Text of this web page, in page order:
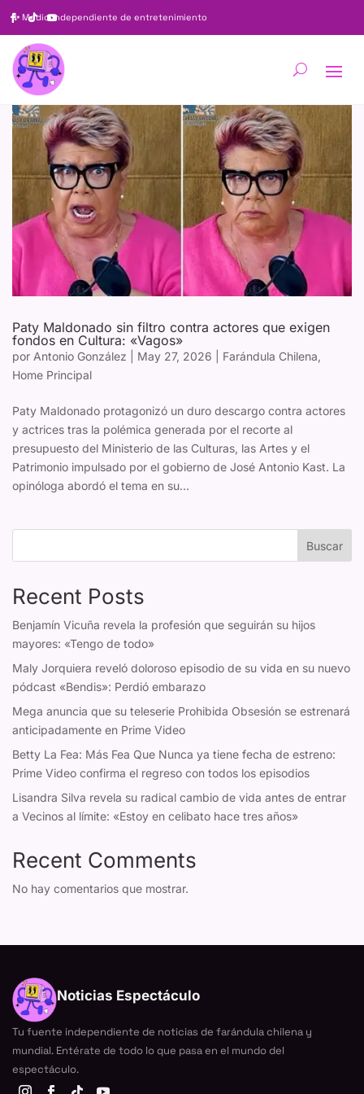
✨ Medio independiente de entretenimiento
Paty Maldonado sin filtro contra actores que exigen
fondos en Cultura: «Vagos»
por Antonio González May 27, 2026 Farándula Chilena,
Home Principal
Paty Maldonado protagonizó un duro descargo contra actores
y actrices tras la polémica generada por el recorte al
presupuesto del Ministerio de las Culturas, las Artes y el
Patrimonio impulsado por el gobierno de José Antonio Kast. La
opinóloga abordó el tema en su...
Buscar
Recent Posts
Benjamín Vicuña revela la profesión que seguirán su hijos
mayores: «Tengo de todo»
Maly Jorquiera reveló doloroso episodio de su vida en su nuevo
pódcast «Bendis»: Perdió embarazo
Mega anuncia que su teleserie Prohibida Obsesión se estrenará
anticipadamente en Prime Video
Betty La Fea: Más Fea Que Nunca ya tiene fecha de estreno:
Prime Video confirma el regreso con todos los episodios
Lisandra Silva revela su radical cambio de vida antes de entrar
a Vecinos al límite: «Estoy en celibato hace tres años»
Recent Comments
No hay comentarios que mostrar.
Noticias Espectáculo
Tu fuente independiente de noticias de farándula chilena y
mundial. Entérate de todo lo que pasa en el mundo del
espectáculo.